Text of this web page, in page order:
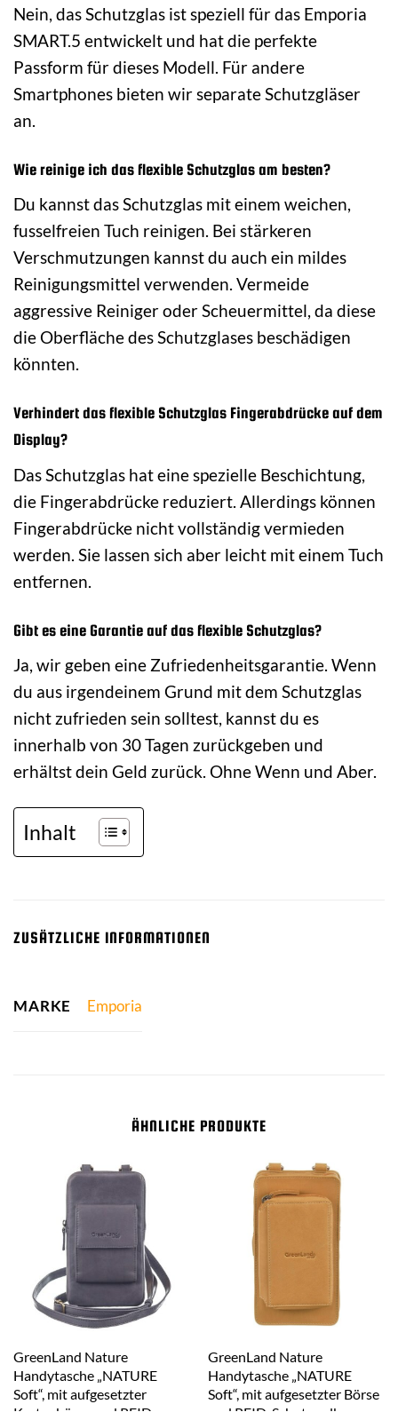
Nein, das Schutzglas ist speziell für das Emporia
SMART.5 entwickelt und hat die perfekte
Passform für dieses Modell. Für andere
Smartphones bieten wir separate Schutzgläser
an.
Wie reinige ich das flexible Schutzglas am besten?
Du kannst das Schutzglas mit einem weichen,
fusselfreien Tuch reinigen. Bei stärkeren
Verschmutzungen kannst du auch ein mildes
Reinigungsmittel verwenden. Vermeide
aggressive Reiniger oder Scheuermittel, da diese
die Oberfläche des Schutzglases beschädigen
könnten.
Verhindert das flexible Schutzglas Fingerabdrücke auf dem
Display?
Das Schutzglas hat eine spezielle Beschichtung,
die Fingerabdrücke reduziert. Allerdings können
Fingerabdrücke nicht vollständig vermieden
werden. Sie lassen sich aber leicht mit einem Tuch
entfernen.
Gibt es eine Garantie auf das flexible Schutzglas?
Ja, wir geben eine Zufriedenheitsgarantie. Wenn
du aus irgendeinem Grund mit dem Schutzglas
nicht zufrieden sein solltest, kannst du es
innerhalb von 30 Tagen zurückgeben und
erhältst dein Geld zurück. Ohne Wenn und Aber.
Inhalt
ZUSÄTZLICHE INFORMATIONEN
MARKE Emporia
ÄHNLICHE PRODUKTE
GreenLand Nature
Handytasche „NATURE
Soft“, mit aufgesetzter
Kartenbörse und RFID-
GreenLand Nature
Handytasche „NATURE
Soft“, mit aufgesetzter Börse
und RFID-Schutz gelb